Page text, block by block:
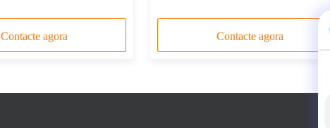
Contacte agora
ultrassônica
Contacte agora